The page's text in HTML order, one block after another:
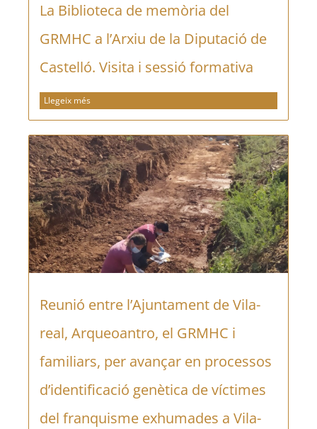
La Biblioteca de memòria del
GRMHC a l’Arxiu de la Diputació de
Castelló. Visita i sessió formativa
Llegeix més
Reunió entre l’Ajuntament de Vila-
real, Arqueoantro, el GRMHC i
familiars, per avançar en processos
d’identificació genètica de víctimes
del franquisme exhumades a Vila-